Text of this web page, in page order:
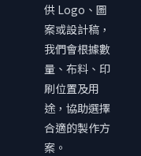
供 Logo、圖
案或設計稿，
我們會根據數
量、布料、印
刷位置及用
途，協助選擇
合適的製作方
案。